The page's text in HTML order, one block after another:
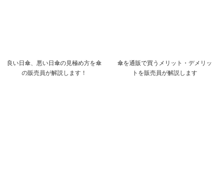
良い日傘、悪い日傘の見極め方を傘
の販売員が解説します！
傘を通販で買うメリット・デメリッ
トを販売員が解説します